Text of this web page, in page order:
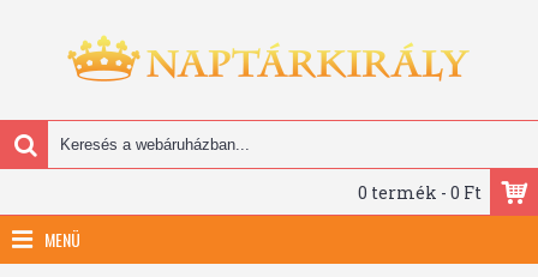
0 termék - 0 Ft
MENÜ